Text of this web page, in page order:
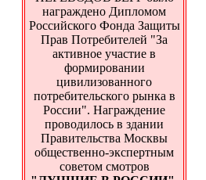
награждено Дипломом
Российского Фонда Защиты
Прав Потребителей "За
активное участие в
формировании
цивилизованного
потребительского рынка в
России". Награждение
проводилось в здании
Правительства Москвы
общественно-экспертным
советом смотров